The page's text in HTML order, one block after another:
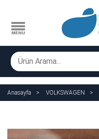
Anasayfa VOLKSWAGEN